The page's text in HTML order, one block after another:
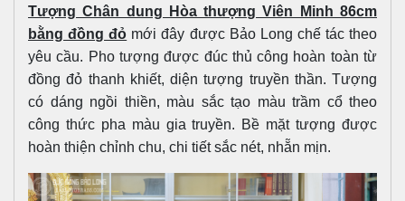
Tượng Chân dung Hòa thượng Viên Minh 86cm
bằng đồng đỏ mới đây được Bảo Long chế tác theo
yêu cầu. Pho tượng được đúc thủ công hoàn toàn từ
đồng đỏ thanh khiết, diện tượng truyền thần. Tượng
có dáng ngồi thiền, màu sắc tạo màu trầm cổ theo
công thức pha màu gia truyền. Bề mặt tượng được
hoàn thiện chỉnh chu, chi tiết sắc nét, nhẵn mịn.